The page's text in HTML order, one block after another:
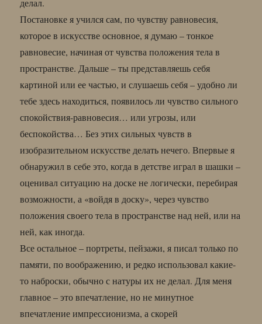
делал.
Постановке я учился сам, по чувству равновесия,
которое в искусстве основное, я думаю – тонкое
равновесие, начиная от чувства положения тела в
пространстве. Дальше – ты представляешь себя
картиной или ее частью, и слушаешь себя – удобно ли
тебе здесь находиться, появилось ли чувство сильного
спокойствия-равновесия… или угрозы, или
беспокойства… Без этих сильных чувств в
изобразительном искусстве делать нечего. Впервые я
обнаружил в себе это, когда в детстве играл в шашки –
оценивал ситуацию на доске не логически, перебирая
возможности, а «войдя в доску», через чувство
положения своего тела в пространстве над ней, или на
ней, как иногда.
Все остальное – портреты, пейзажи, я писал только по
памяти, по воображению, и редко использовал какие-
то наброски, обычно с натуры их не делал. Для меня
главное – это впечатление, но не минутное
впечатление импрессионизма, а скорей